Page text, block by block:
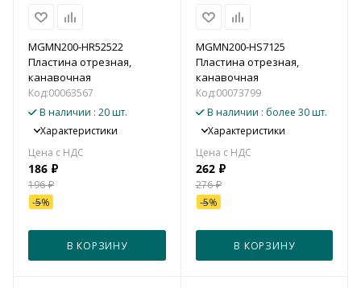
MGMN200-HR52522
Пластина отрезная,
канавочная
Код:00063567
В наличии : 20 шт.
Характеристики
186 ₽
196₽
-5%
В КОРЗИНУ
MGMN200-HS7125
Пластина отрезная,
канавочная
Код:00073799
В наличии : более 30 шт.
Характеристики
262₽
276₽
-5%
В КОРЗИНУ